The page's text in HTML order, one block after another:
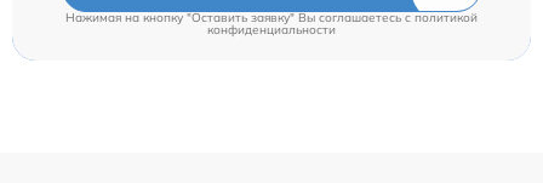
Нажимая на кнопку "Оставить заявку" Вы соглашаетесь c политикой
конфиденциальности